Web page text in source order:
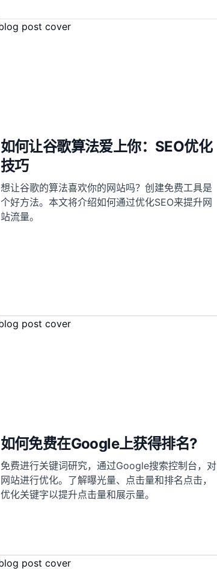
如何让谷歌算法爱上你：SEO优化
技巧
想让谷歌的算法喜欢你的网站吗？创建免费工具是
个好方法。本文将介绍如何通过优化SEO来提升网
站流量。
如何免费在Google上获得排名?
免费进行关键词研究，通过Google搜索控制台，对
网站进行优化。了解曝光量、点击量和排名点击，
优化关键字以提升点击量和展示量。